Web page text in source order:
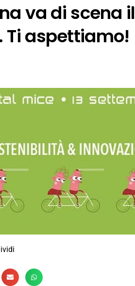
va di scena il
Ti aspettiamo!